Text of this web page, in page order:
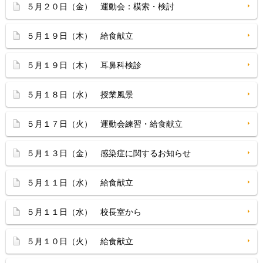
５月２０日（金） 運動会：模索・検討
５月１９日（木） 給食献立
５月１９日（木） 耳鼻科検診
５月１８日（水） 授業風景
５月１７日（火） 運動会練習・給食献立
５月１３日（金） 感染症に関するお知らせ
５月１１日（水） 給食献立
５月１１日（水） 校長室から
５月１０日（火） 給食献立